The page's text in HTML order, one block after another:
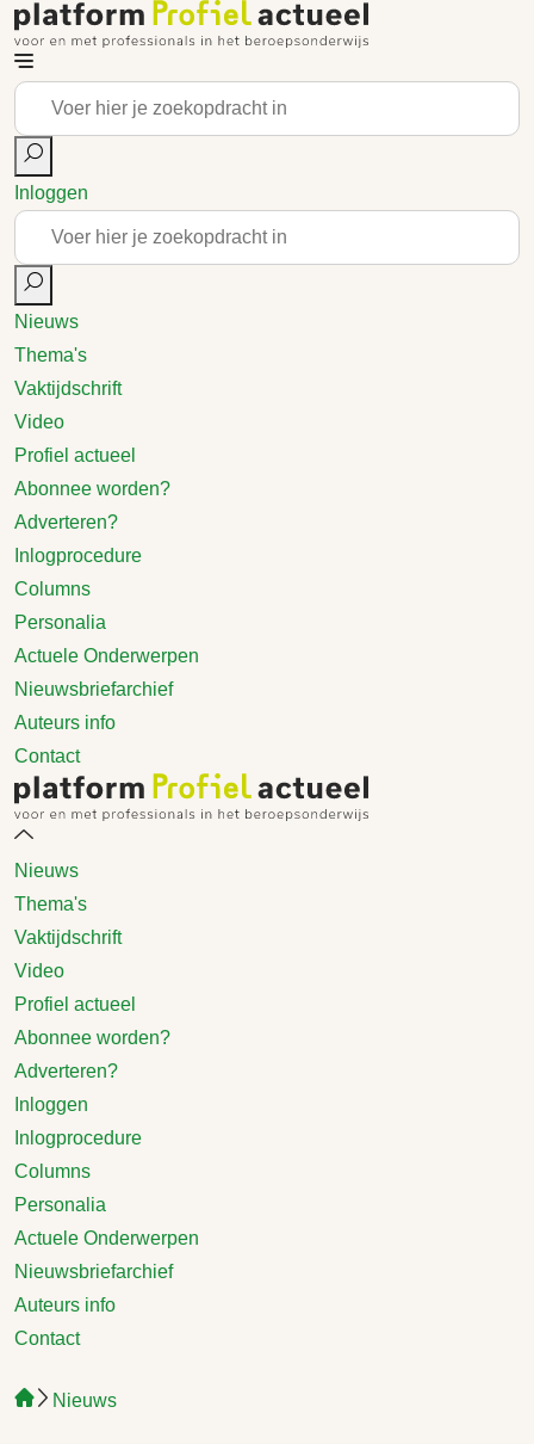
Inloggen
Nieuws
Thema's
Vaktijdschrift
Video
Profiel actueel
Abonnee worden?
Adverteren?
Inlogprocedure
Columns
Personalia
Actuele Onderwerpen
Nieuwsbriefarchief
Auteurs info
Contact
Nieuws
Thema's
Vaktijdschrift
Video
Profiel actueel
Abonnee worden?
Adverteren?
Inloggen
Inlogprocedure
Columns
Personalia
Actuele Onderwerpen
Nieuwsbriefarchief
Auteurs info
Contact
Nieuws